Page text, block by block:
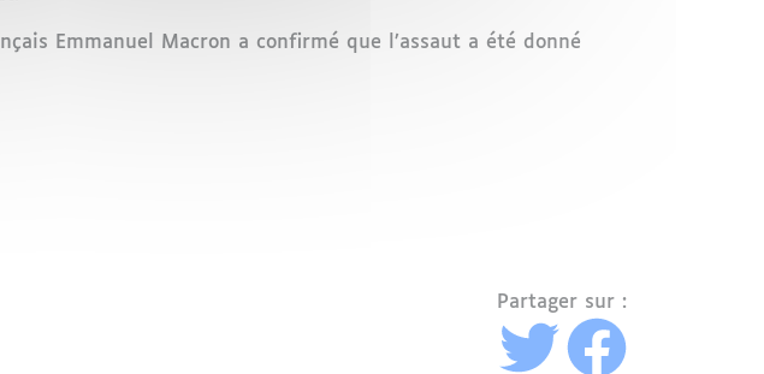
Emmanuel Macron a confirmé que l’assaut a été donné
Partager sur :